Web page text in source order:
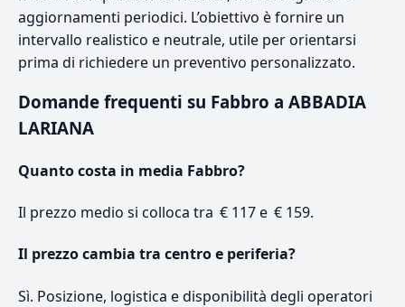
aggiornamenti periodici. L’obiettivo è fornire un
intervallo realistico e neutrale, utile per orientarsi
prima di richiedere un preventivo personalizzato.
Domande frequenti su Fabbro a ABBADIA
LARIANA
Quanto costa in media Fabbro?
Il prezzo medio si colloca tra € 117 e € 159.
Il prezzo cambia tra centro e periferia?
Sì. Posizione, logistica e disponibilità degli operatori